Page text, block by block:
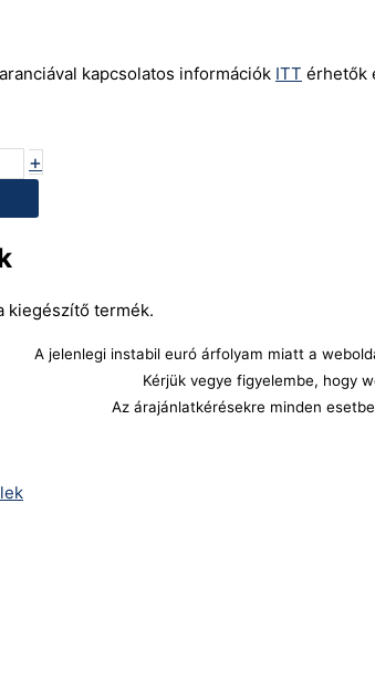
kapcsolatos információk ITT érhetők
+
kiegészítő termék.
A jelenlegi instabil euró árfolyam miatt a
Kérjük vegye figyelembe, hogy
Az árajánlatkérésekre minden